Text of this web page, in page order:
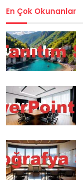
En Çok Okunanlar